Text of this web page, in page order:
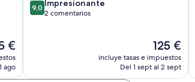
€
ago
9.0
sobre
9,0 Impresionante
2 comentarios
El
precio
actual
125 €
incluye tasas e impuestos
Del 1 sept al 2 sept